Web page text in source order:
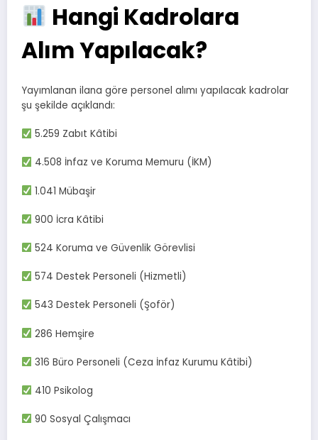
Hangi Kadrolara
Alım Yapılacak?
Yayımlanan ilana göre personel alımı yapılacak kadrolar
şu şekilde açıklandı:
5.259 Zabıt Kâtibi
4.508 İnfaz ve Koruma Memuru (İKM)
1.041 Mübaşir
900 İcra Kâtibi
524 Koruma ve Güvenlik Görevlisi
574 Destek Personeli (Hizmetli)
543 Destek Personeli (Şoför)
286 Hemşire
316 Büro Personeli (Ceza İnfaz Kurumu Kâtibi)
410 Psikolog
90 Sosyal Çalışmacı